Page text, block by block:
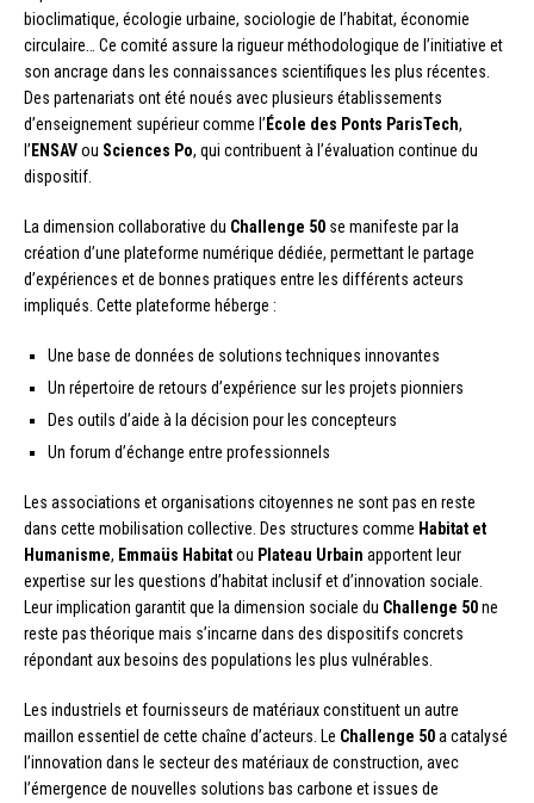
bioclimatique, écologie urbaine, sociologie de l’habitat, économie
circulaire… Ce comité assure la rigueur méthodologique de l’initiative et
son ancrage dans les connaissances scientifiques les plus récentes.
Des partenariats ont été noués avec plusieurs établissements
d’enseignement supérieur comme l’ École des Ponts ParisTech,
l’ ENSAVou Sciences Po, qui contribuent à l’évaluation continue du
dispositif.
La dimension collaborative du Challenge 50 se manifeste par la
création d’une plateforme numérique dédiée, permettant le partage
d’expériences et de bonnes pratiques entre les différents acteurs
impliqués. Cette plateforme héberge :
Une base de données de solutions techniques innovantes
Un répertoire de retours d’expérience sur les projets pionniers
Des outils d’aide à la décision pour les concepteurs
Un forum d’échange entre professionnels
Les associations et organisations citoyennes ne sont pas en reste
dans cette mobilisation collective. Des structures comme Habitat et
Humanisme, Emmaüs Habitatou Plateau Urbain apportent leur
expertise sur les questions d’habitat inclusif et d’innovation sociale.
Leur implication garantit que la dimension sociale du Challenge 50ne
reste pas théorique mais s’incarne dans des dispositifs concrets
répondant aux besoins des populations les plus vulnérables.
Les industriels et fournisseurs de matériaux constituent un autre
maillon essentiel de cette chaîne d’acteurs. Le Challenge 50a catalysé
l’innovation dans le secteur des matériaux de construction, avec
l’émergence de nouvelles solutions bas carbone et issues de